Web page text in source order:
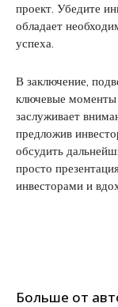
проект. Убедите
обладает
успеха.
В заключение,
ключевые
заслуживает
предложив
обсудить
просто
инвесторами и
Больше от